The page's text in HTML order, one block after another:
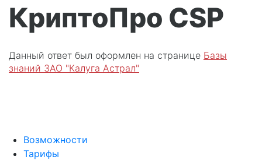
КриптоПро CSP
Данный ответ был оформлен на странице Базы
знаний ЗАО "Калуга Астрал"
Возможности
Тарифы